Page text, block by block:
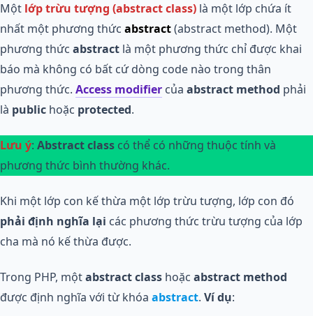
Một lớp trừu tượng (abstract class) là một lớp chứa ít
nhất một phương thức abstract(abstract method). Một
phương thức abstract là một phương thức chỉ được khai
báo mà không có bất cứ dòng code nào trong thân
phương thức. Access modifier của abstract method phải
là public hoặc protected.
Lưu ý: Abstract class có thể có những thuộc tính và
phương thức bình thường khác.
Khi một lớp con kế thừa một lớp trừu tượng, lớp con đó
phải định nghĩa lại các phương thức trừu tượng của lớp
cha mà nó kế thừa được.
Trong PHP, mộtabstract class hoặc abstract method
được định nghĩa với từ khóa abstract. Ví dụ: